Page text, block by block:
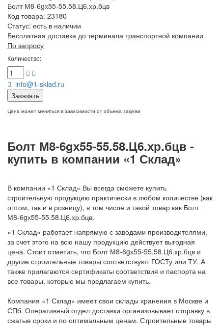
Болт М8-6gх55-55.58.Ц6.хр.бцв
Код товара: 23180
Статус: есть в наличии
Бесплатная доставка до терминала транспортной компании
По запросу
Количество:
info@1-sklad.ru
Заказать
Цена может меняться в зависимости от объема закупки
Болт М8-6gх55-55.58.Ц6.хр.бцв -
купить в компании «1 Склад»
В компании «1 Склад» Вы всегда сможете купить
строительную продукцию практически в любом количестве (как
оптом, так и в розницу), в том числе и такой товар как Болт
М8-6gх55-55.58.Ц6.хр.бцв.
«1 Склад» работает напрямую с заводами производителями,
за счет этого на всю нашу продукцию действует выгодная
цена. Стоит отметить, что Болт М8-6gх55-55.58.Ц6.хр.бцв и
другие строительные товары соответствуют ГОСТу или ТУ. А
также прилагаются сертификаты соответствия и паспорта на
все товары, которые мы предлагаем купить.
Компания «1 Склад» имеет свои склады хранения в Москве и
СПб. Оперативный отдел доставки организовывает отправку в
сжатые сроки и по оптимальным ценам. Строительные товары